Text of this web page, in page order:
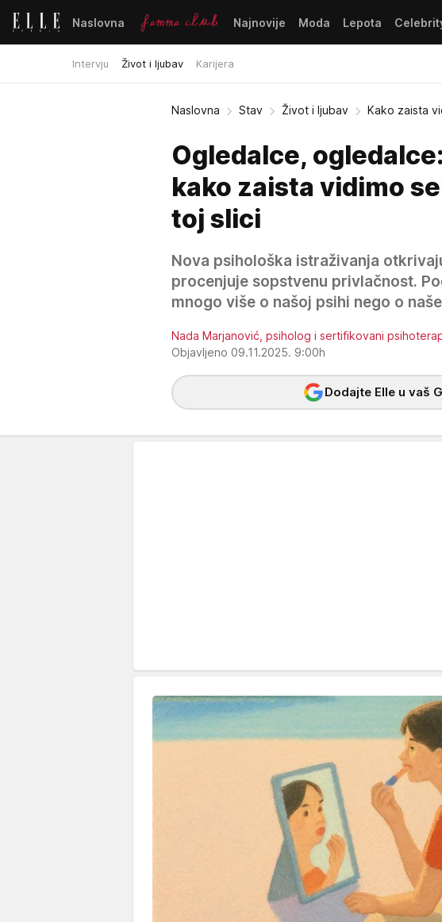
Naslovna Najnovije Moda Lepota
Intervju Život i ljubav Karijera
Naslovna Stav Život i ljubav Kako zaista
Ogledalce,
kako zaista vidimo
toj slici
Nova psihološka istraživanja
procenjuje sopstvenu privlačnost.
mnogo više o našoj psihi nego o
Nada Marjanović, psiholog i sertifikovani
Objavljeno 09.11.2025. 9:00h
Dodajte Elle u vaš